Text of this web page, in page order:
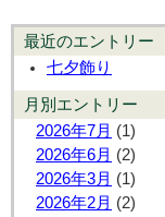
最近のエントリー
七夕飾り
月別エントリー
2026年7月 (1)
2026年6月 (2)
2026年3月 (1)
2026年2月 (2)